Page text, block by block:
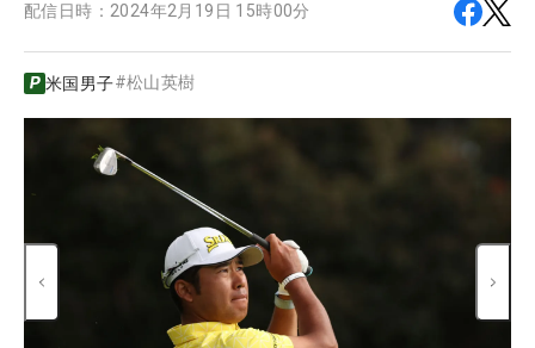
配信日時： 2024年2月19日 15時00分
米国男子#松山英樹